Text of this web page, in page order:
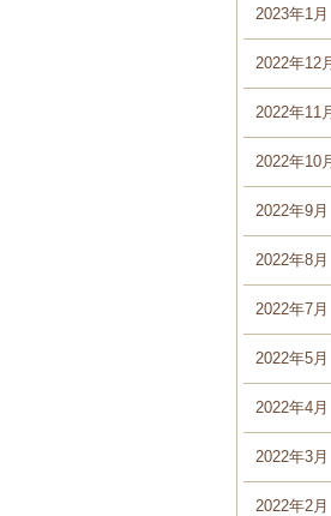
2023年1月
2022年12
2022年11
2022年10
2022年9月
2022年8月
2022年7月
2022年5月
2022年4月
2022年3月
2022年2月